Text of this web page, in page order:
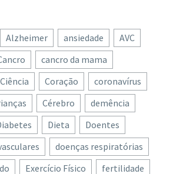
Alzheimer ansiedade
AVC
cancro da mama
Ciência Coração
coronavírus
Cérebro
demência
Dieta
Doentes
doenças respiratórias
Exercício Físico
fertilidade